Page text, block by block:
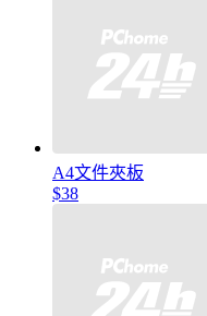
A4文件夾板
$38